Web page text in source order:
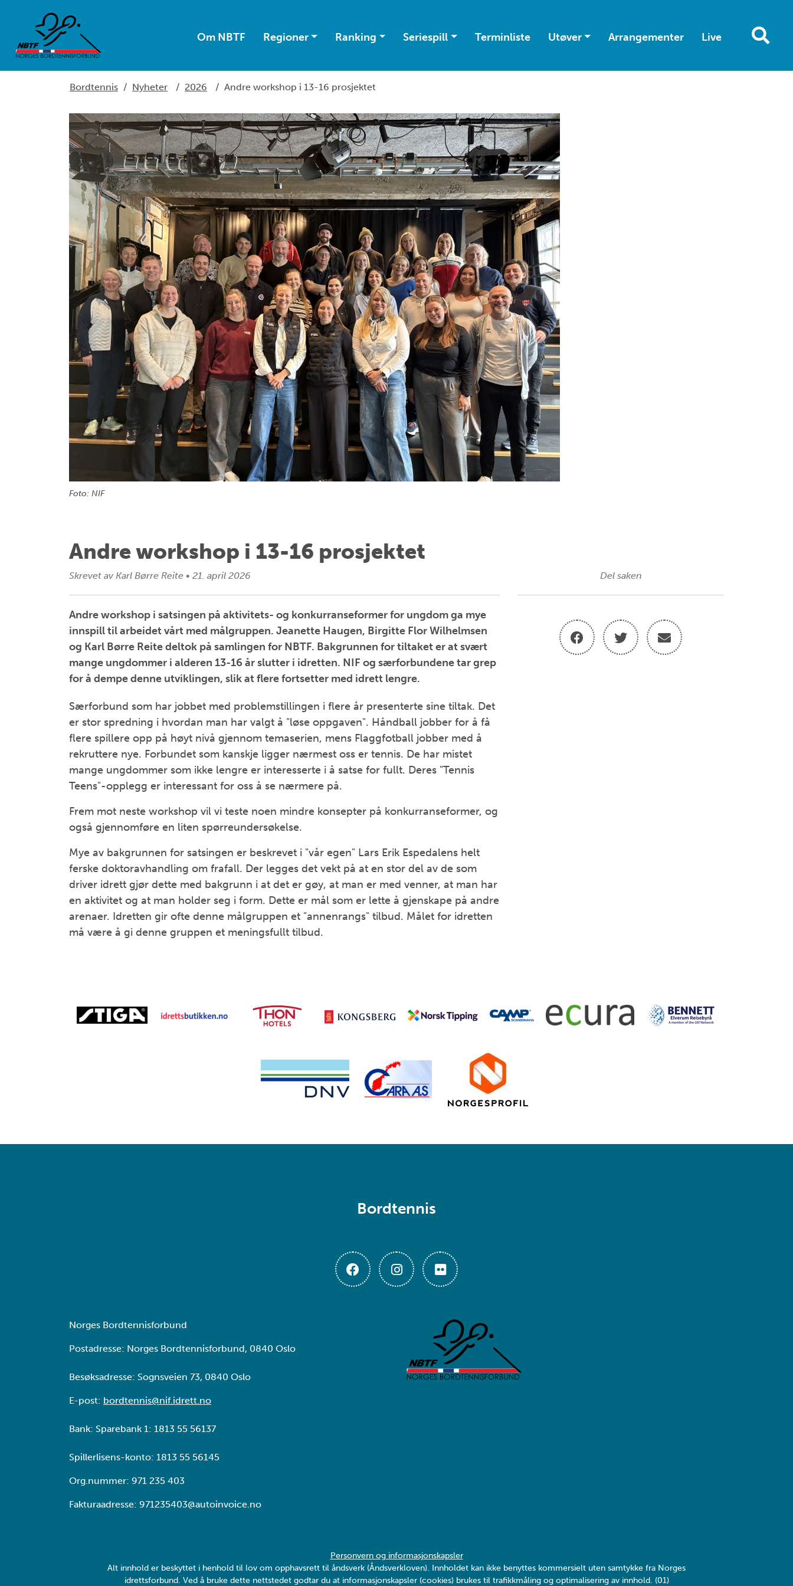
Om NBTF Regioner Ranking Seriespill Terminliste Utøver Arrangementer Live
Bordtennis / Nyheter / 2026 / Andre workshop i 13-16 prosjektet
Foto: NIF
Andre workshop i 13-16 prosjektet
Skrevet av Karl Børre Reite • 21. april 2026
Andre workshop i satsingen på aktivitets- og konkurranseformer for ungdom ga mye
innspill til arbeidet vårt med målgruppen. Jeanette Haugen, Birgitte Flor Wilhelmsen
og Karl Børre Reite deltok på samlingen for NBTF. Bakgrunnen for tiltaket er at svært
mange ungdommer i alderen 13-16 år slutter i idretten. NIF og særforbundene tar grep
for å dempe denne utviklingen, slik at flere fortsetter med idrett lengre.
Særforbund som har jobbet med problemstillingen i flere år presenterte sine tiltak. Det
er stor spredning i hvordan man har valgt å "løse oppgaven". Håndball jobber for å få
flere spillere opp på høyt nivå gjennom temaserien, mens Flaggfotball jobber med å
rekruttere nye. Forbundet som kanskje ligger nærmest oss er tennis. De har mistet
mange ungdommer som ikke lengre er interesserte i å satse for fullt. Deres "Tennis
Teens"-opplegg er interessant for oss å se nærmere på.
Frem mot neste workshop vil vi teste noen mindre konsepter på konkurranseformer, og
også gjennomføre en liten spørreundersøkelse.
Mye av bakgrunnen for satsingen er beskrevet i "vår egen" Lars Erik Espedalens helt
ferske doktoravhandling om frafall. Der legges det vekt på at en stor del av de som
driver idrett gjør dette med bakgrunn i at det er gøy, at man er med venner, at man har
en aktivitet og at man holder seg i form. Dette er mål som er lette å gjenskape på andre
arenaer. Idretten gir ofte denne målgruppen et "annenrangs" tilbud. Målet for idretten
må være å gi denne gruppen et meningsfullt tilbud.
Del saken
Bordtennis
Norges Bordtennisforbund
Postadresse: Norges Bordtennisforbund, 0840 Oslo
Besøksadresse: Sognsveien 73, 0840 Oslo
E-post: bordtennis@nif.idrett.no
Bank: Sparebank 1: 1813 55 56137
Spillerlisens-konto: 1813 55 56145
Org.nummer: 971 235 403
Fakturaadresse: 971235403@autoinvoice.no
Personvern og informasjonskapsler
Alt innhold er beskyttet i henhold til lov om opphavsrett til åndsverk (Åndsverkloven). Innholdet kan ikke benyttes kommersielt uten samtykke fra Norges
idrettsforbund. Ved å bruke dette nettstedet godtar du at informasjonskapsler (cookies) brukes til trafikkmåling og optimalisering av innhold. (01)